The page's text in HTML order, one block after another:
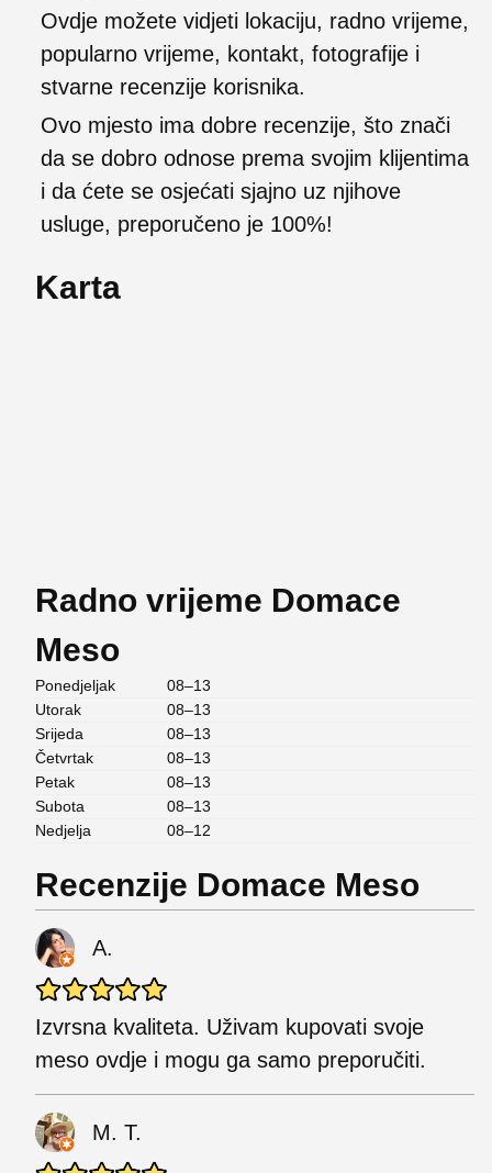
Ovdje možete vidjeti lokaciju, radno vrijeme,
popularno vrijeme, kontakt, fotografije i
stvarne recenzije korisnika.
Ovo mjesto ima dobre recenzije, što znači
da se dobro odnose prema svojim klijentima
i da ćete se osjećati sjajno uz njihove
usluge, preporučeno je 100%!
Karta
Radno vrijeme Domace
Meso
Ponedjeljak
08–13
Utorak
08–13
Srijeda
08–13
Četvrtak
08–13
Petak
08–13
Subota
08–13
Nedjelja
08–12
Recenzije Domace Meso
A.
Izvrsna kvaliteta. Uživam kupovati svoje
meso ovdje i mogu ga samo preporučiti.
M. T.